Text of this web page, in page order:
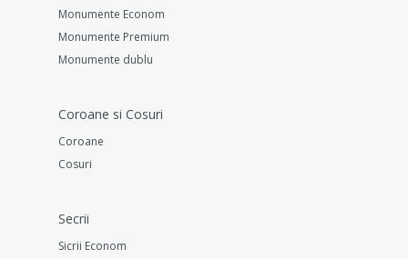
Monumente Econom
Monumente Premium
Monumente dublu
Coroane si Cosuri
Coroane
Cosuri
Secrii
Sicrii Econom